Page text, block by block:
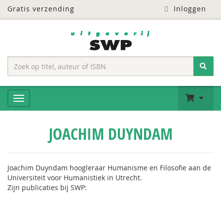
Gratis verzending Inloggen
JOACHIM DUYNDAM
Joachim Duyndam hoogleraar Humanisme en Filosofie aan de
Universiteit voor Humanistiek in Utrecht.
Zijn publicaties bij SWP: